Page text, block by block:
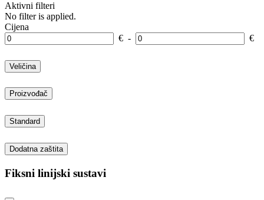
Aktivni filteri
No filter is applied.
Cijena
€ - €
Veličina
Proizvođač
Standard
Dodatna zaštita
Fiksni linijski sustavi